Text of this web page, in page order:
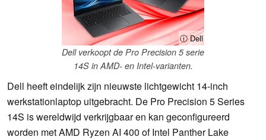
ⓘ Dell
Dell verkoopt de Pro Precision 5 serie
14S in AMD- en Intel-varianten.
Dell heeft eindelijk zijn nieuwste lichtgewicht 14-inch
werkstationlaptop uitgebracht. De Pro Precision 5 Series
14S is wereldwijd verkrijgbaar en kan geconfigureerd
worden met AMD Ryzen AI 400 of Intel Panther Lake